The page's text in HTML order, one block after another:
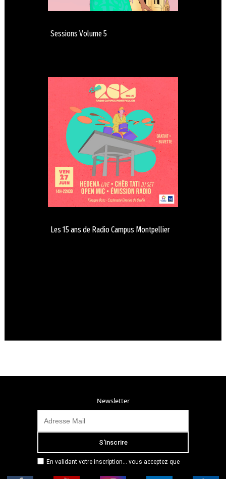
Sessions Volume 5
Les 15 ans de Radio Campus Montpellier
Newsletter
En validant votre inscription... vous acceptez que